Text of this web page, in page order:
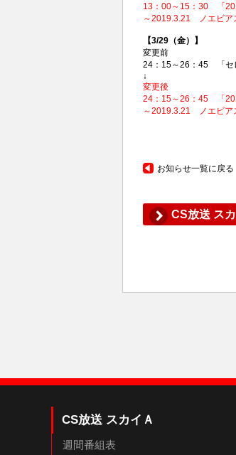
13：00～15：30 「
～2019.3.21 ノエビア
【3/29（金）】
変更前
24：15～26：45 「セ
↓
変更後
24：15～26：45 「
～2019.3.21 ノエビア
お知らせ一覧に戻る
CS放送 ス
CS放送 スカイＡ
週間番組表